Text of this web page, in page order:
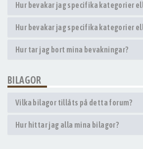
Hur bevakar jag specifika kategorier
Hur bevakar jag specifika kategorier
Hur tar jag bort mina bevakningar?
BILAGOR
Vilka bilagor tillåts på detta forum?
Hur hittar jag alla mina bilagor?